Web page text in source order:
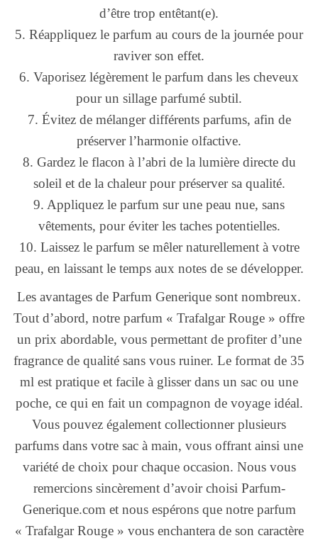
d’être trop entêtant(e).
5. Réappliquez le parfum au cours de la journée pour
raviver son effet.
6. Vaporisez légèrement le parfum dans les cheveux
pour un sillage parfumé subtil.
7. Évitez de mélanger différents parfums, afin de
préserver l’harmonie olfactive.
8. Gardez le flacon à l’abri de la lumière directe du
soleil et de la chaleur pour préserver sa qualité.
9. Appliquez le parfum sur une peau nue, sans
vêtements, pour éviter les taches potentielles.
10. Laissez le parfum se mêler naturellement à votre
peau, en laissant le temps aux notes de se développer.
Les avantages de Parfum Generique sont nombreux.
Tout d’abord, notre parfum « Trafalgar Rouge » offre
un prix abordable, vous permettant de profiter d’une
fragrance de qualité sans vous ruiner. Le format de 35
ml est pratique et facile à glisser dans un sac ou une
poche, ce qui en fait un compagnon de voyage idéal.
Vous pouvez également collectionner plusieurs
parfums dans votre sac à main, vous offrant ainsi une
variété de choix pour chaque occasion. Nous vous
remercions sincèrement d’avoir choisi Parfum-
Generique.com et nous espérons que notre parfum
« Trafalgar Rouge » vous enchantera de son caractère